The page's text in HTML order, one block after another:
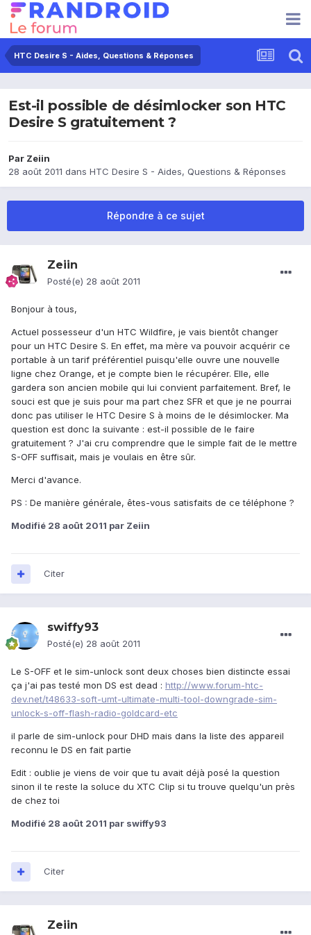
HTC Desire S - Aides, Questions & Réponses
Est-il possible de désimlocker son HTC
Desire S gratuitement ?
Par Zeiin
28 août 2011 dans HTC Desire S - Aides, Questions & Réponses
Répondre à ce sujet
Zeiin
Posté(e) 28 août 2011
Bonjour à tous,
Actuel possesseur d'un HTC Wildfire, je vais bientôt changer
pour un HTC Desire S. En effet, ma mère va pouvoir acquérir ce
portable à un tarif préférentiel puisqu'elle ouvre une nouvelle
ligne chez Orange, et je compte bien le récupérer. Elle, elle
gardera son ancien mobile qui lui convient parfaitement. Bref, le
souci est que je suis pour ma part chez SFR et que je ne pourrai
donc pas utiliser le HTC Desire S à moins de le désimlocker. Ma
question est donc la suivante : est-il possible de le faire
gratuitement ? J'ai cru comprendre que le simple fait de le mettre
S-OFF suffisait, mais je voulais en être sûr.
Merci d'avance.
PS : De manière générale, êtes-vous satisfaits de ce téléphone ?
Modifié 28 août 2011 par Zeiin
Citer
swiffy93
Posté(e) 28 août 2011
Le S-OFF et le sim-unlock sont deux choses bien distincte essai
ça j'ai pas testé mon DS est dead : http://www.forum-htc-
dev.net/t48633-soft-umt-ultimate-multi-tool-downgrade-sim-
unlock-s-off-flash-radio-goldcard-etc
il parle de sim-unlock pour DHD mais dans la liste des appareil
reconnu le DS en fait partie
Edit : oublie je viens de voir que tu avait déjà posé la question
sinon il te reste la soluce du XTC Clip si tu trouve quelqu'un près
de chez toi
Modifié 28 août 2011 par swiffy93
Citer
Zeiin